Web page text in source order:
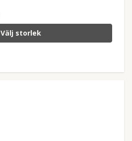
Välj storlek